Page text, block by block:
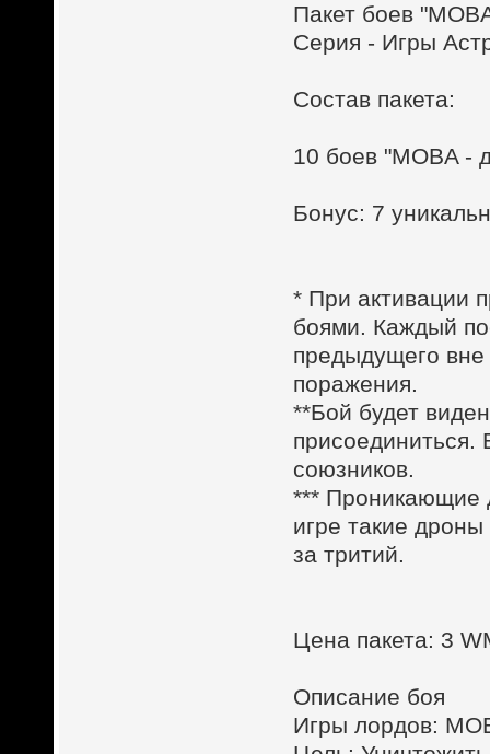
Пакет боев
Серия - Игры
Состав пакета:
10 боев "MOBA -
Бонус: 7
* При активации
боями. Каждый
предыдущего вне
поражения.
**Бой будет
присоединиться.
союзников.
*** Проникающие
игре такие
за тритий.
Цена пакета: 3
Описание боя
Игры лордов: